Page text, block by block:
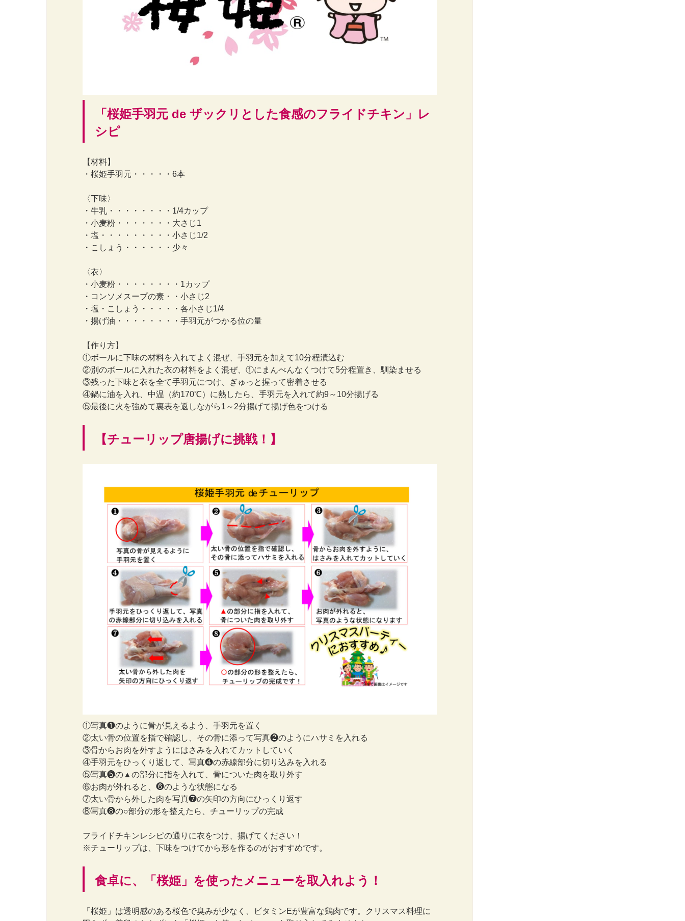
「桜姫手羽元 de ザックリとした食感のフライドチキン」レ
シピ
【材料】
・桜姫手羽元・・・・・6本
〈下味〉
・牛乳・・・・・・・・1/4カップ
・小麦粉・・・・・・・大さじ1
・塩・・・・・・・・・小さじ1/2
・こしょう・・・・・・少々
〈衣〉
・小麦粉・・・・・・・・1カップ
・コンソメスープの素・・小さじ2
・塩・こしょう・・・・・各小さじ1/4
・揚げ油・・・・・・・・手羽元がつかる位の量
【作り方】
①ボールに下味の材料を入れてよく混ぜ、手羽元を加えて10分程漬込む
②別のボールに入れた衣の材料をよく混ぜ、①にまんべんなくつけて5分程置き、馴染ませる
③残った下味と衣を全て手羽元につけ、ぎゅっと握って密着させる
④鍋に油を入れ、中温（約170℃）に熱したら、手羽元を入れて約9～10分揚げる
⑤最後に火を強めて裏表を返しながら1～2分揚げて揚げ色をつける
【チューリップ唐揚げに挑戦！】
①写真❶のように骨が見えるよう、手羽元を置く
②太い骨の位置を指で確認し、その骨に添って写真❷のようにハサミを入れる
③骨からお肉を外すようにはさみを入れてカットしていく
④手羽元をひっくり返して、写真❹の赤線部分に切り込みを入れる
⑤写真❺の▲の部分に指を入れて、骨についた肉を取り外す
⑥お肉が外れると、❻のような状態になる
⑦太い骨から外した肉を写真❼の矢印の方向にひっくり返す
⑧写真❽の○部分の形を整えたら、チューリップの完成
フライドチキンレシピの通りに衣をつけ、揚げてください！
※チューリップは、下味をつけてから形を作るのがおすすめです。
食卓に、「桜姫」を使ったメニューを取入れよう！
「桜姫」は透明感のある桜色で臭みが少なく、ビタミンEが豊富な鶏肉です。クリスマス料理に